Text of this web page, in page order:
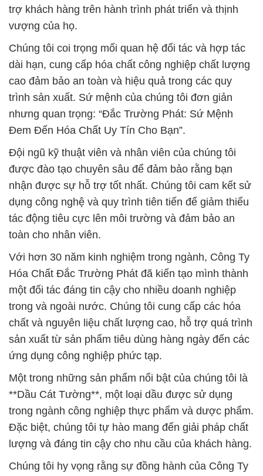
trợ khách hàng trên hành trình phát triển và thịnh
vượng của họ.
Chúng tôi coi trọng mối quan hệ đối tác và hợp tác
dài hạn, cung cấp hóa chất công nghiệp chất lượng
cao đảm bảo an toàn và hiệu quả trong các quy
trình sản xuất. Sứ mệnh của chúng tôi đơn giản
nhưng quan trọng: “Đắc Trường Phát: Sứ Mệnh
Đem Đến Hóa Chất Uy Tín Cho Bạn”.
Đội ngũ kỹ thuật viên và nhân viên của chúng tôi
được đào tạo chuyên sâu để đảm bảo rằng bạn
nhận được sự hỗ trợ tốt nhất. Chúng tôi cam kết sử
dụng công nghệ và quy trình tiên tiến để giảm thiểu
tác động tiêu cực lên môi trường và đảm bảo an
toàn cho nhân viên.
Với hơn 30 năm kinh nghiệm trong ngành, Công Ty
Hóa Chất Đắc Trường Phát đã kiến tạo mình thành
một đối tác đáng tin cậy cho nhiều doanh nghiệp
trong và ngoài nước. Chúng tôi cung cấp các hóa
chất và nguyên liệu chất lượng cao, hỗ trợ quá trình
sản xuất từ sản phẩm tiêu dùng hàng ngày đến các
ứng dụng công nghiệp phức tạp.
Một trong những sản phẩm nổi bật của chúng tôi là
**Dầu Cát Tường**, một loại dầu được sử dụng
trong ngành công nghiệp thực phẩm và dược phẩm.
Đặc biệt, chúng tôi tự hào mang đến giải pháp chất
lượng và đáng tin cậy cho nhu cầu của khách hàng.
Chúng tôi hy vọng rằng sự đồng hành của Công Ty